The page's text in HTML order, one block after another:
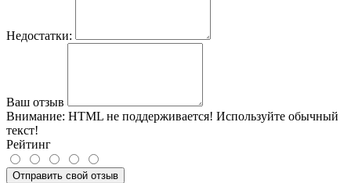
Недостатки:
Ваш отзыв
Внимание: HTML не поддерживается! Используйте обычный
текст!
Рейтинг
Отправить свой отзыв